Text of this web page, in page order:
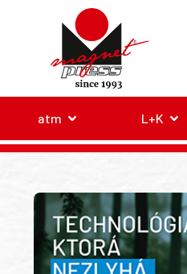
atm L+K